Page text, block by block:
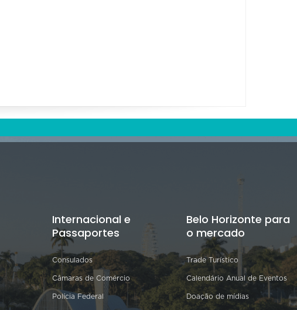
Internacional e
Passaportes
Consulados
Câmaras de Comércio
Polícia Federal
Belo Horizonte para
o mercado
Trade Turístico
Calendário Anual de Eventos
Doação de mídias